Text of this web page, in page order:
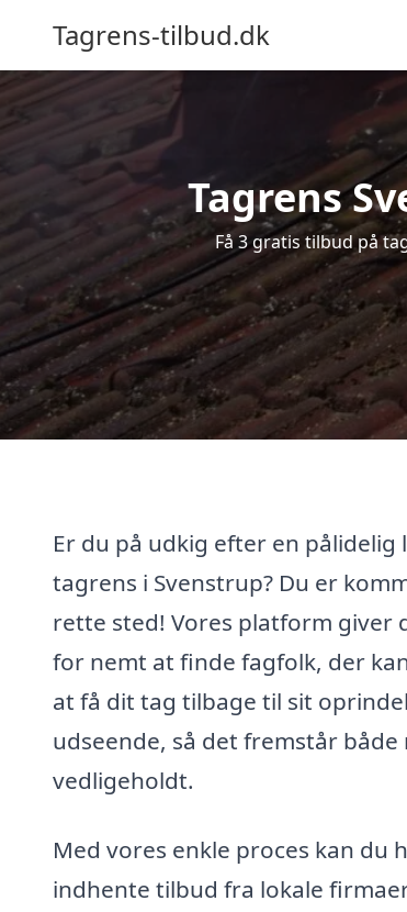
Tagrens-tilbud.dk
Tagrens
Få 3 gratis tilbud på
Er du på udkig efter en pålidelig
tagrens i Svenstrup? Du er
rette sted! Vores platform giver
for nemt at finde fagfolk, der
at få dit tag tilbage til sit
udseende, så det fremstår både
vedligeholdt.
Med vores enkle proces kan du
indhente tilbud fra lokale